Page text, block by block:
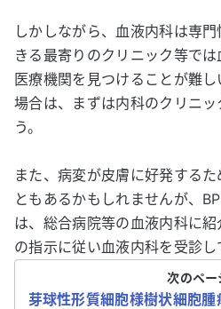
しかしながら、血液内科は専
きる最寄りのクリニック等で
医療機関を見つけることが難
場合は、まずは内科のクリニ
う。
また、病変が皮膚に好発する
ともあるかもしれませんが、
は、総合病院等の血液内科に
の指示に従い血液内科を受診し
次のペー
芽球性形質細胞様樹状細胞